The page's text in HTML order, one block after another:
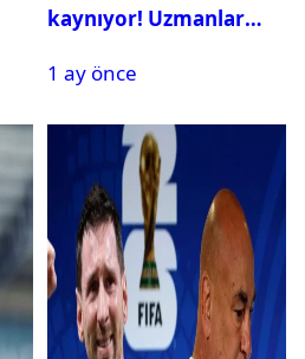
kaynıyor! Uzmanlar
1 ay önce